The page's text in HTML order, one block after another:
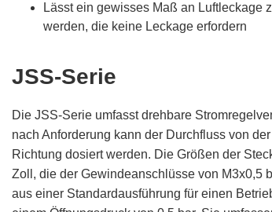
Lässt ein gewisses Maß an Luftleckage
werden, die keine Leckage erfordern
JSS-Serie
Die JSS-Serie umfasst drehbare
nach Anforderung kann der Durchfluss von
Richtung dosiert werden. Die Größen der
Zoll, die der Gewindeanschlüsse von M3x0,5
aus einer Standardausführung für einen